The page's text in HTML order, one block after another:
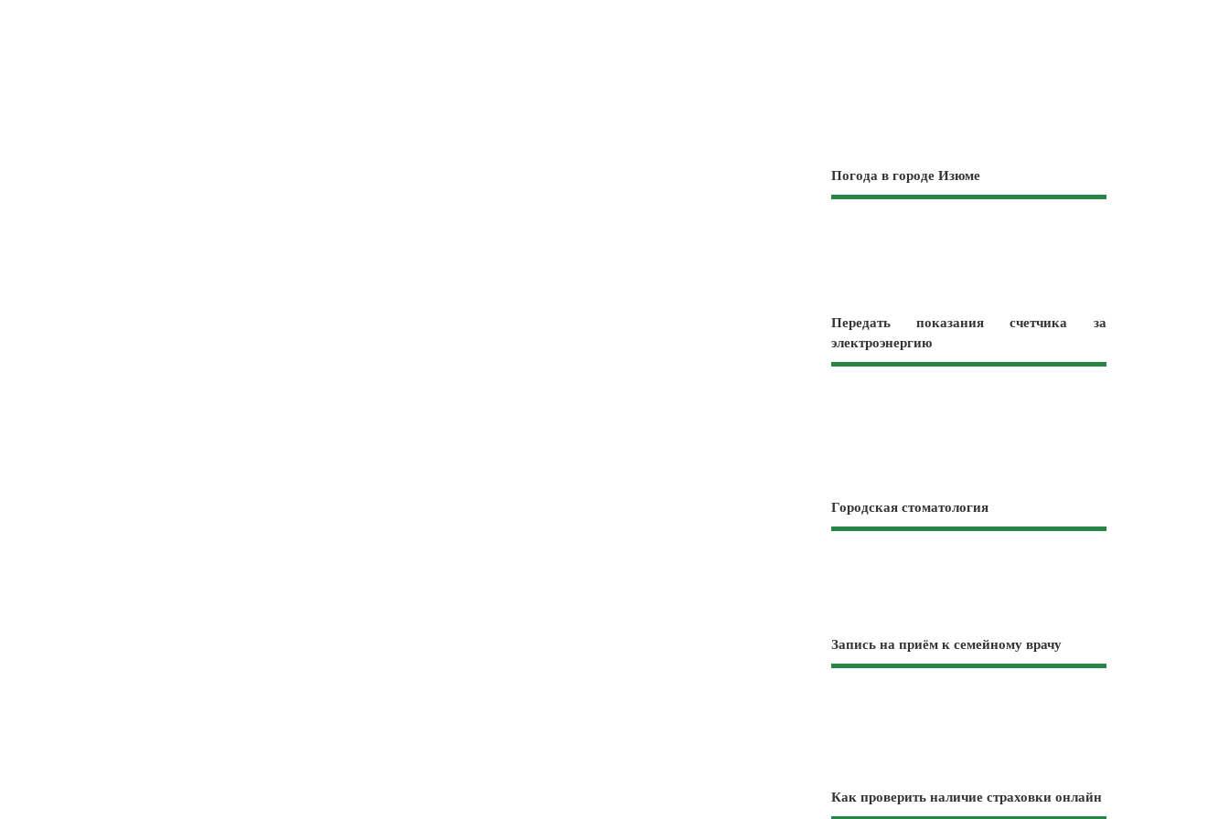
Погода в городе Изюме
Передать показания счетчика за
электроэнергию
Городская стоматология
Запись на приём к семейному врачу
Как проверить наличие страховки онлайн